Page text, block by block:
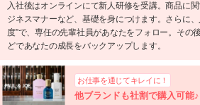
入社後はオンラインにて新人研修を受講。商品に
ジネスマナーなど、基礎を身につけます。さらに
度”で、専任の先輩社員があなたをフォロー。その
どであなたの成長をバックアップします。
お仕事を通じてキレイに！
他ブランドも社割で購入可能♪